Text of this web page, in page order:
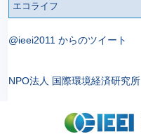
エコライフ
@ieei2011 からのツイート
NPO法人 国際環境経済研究所